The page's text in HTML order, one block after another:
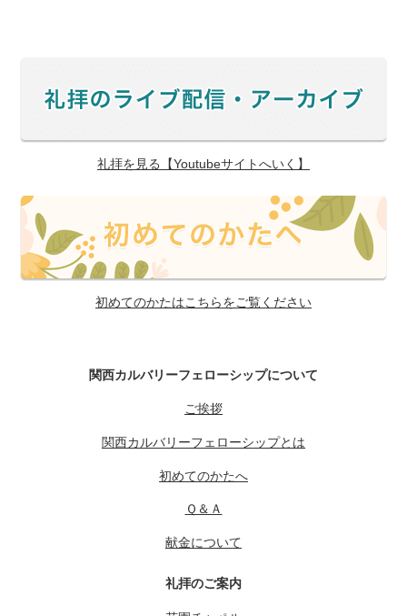
礼拝を見る【Youtubeサイトへいく】
初めてのかたはこちらをご覧ください
関西カルバリーフェローシップについて
ご挨拶
関西カルバリーフェローシップとは
初めてのかたへ
Ｑ＆Ａ
献金について
礼拝のご案内